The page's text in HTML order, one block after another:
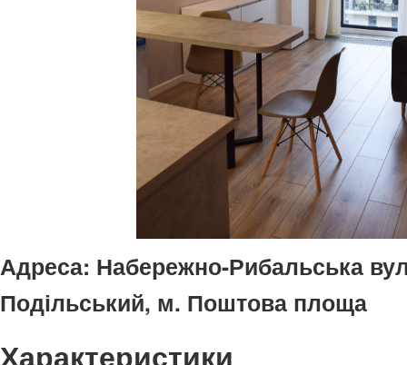
Адреса: Набережно-Рибальська
Подільський, м. Поштова площа
Характеристики